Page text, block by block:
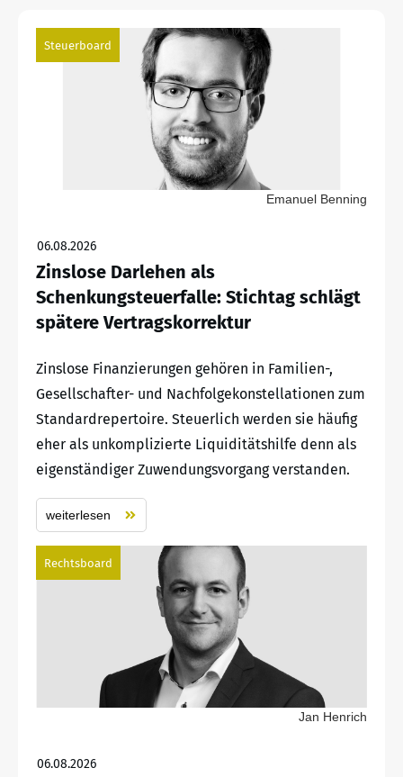
Steuerboard
Emanuel Benning
06.08.2026
Zinslose Darlehen als
Schenkungsteuerfalle: Stichtag schlägt
spätere Vertragskorrektur
Zinslose Finanzierungen gehören in Familien-,
Gesellschafter- und Nachfolgekonstellationen zum
Standardrepertoire. Steuerlich werden sie häufig
eher als unkomplizierte Liquiditätshilfe denn als
eigenständiger Zuwendungsvorgang verstanden.
weiterlesen
Rechtsboard
Jan Henrich
06.08.2026